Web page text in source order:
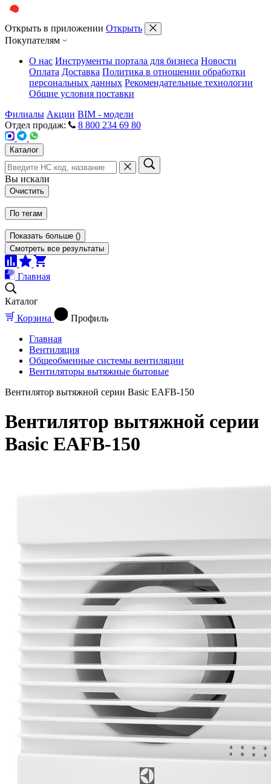
Открыть в приложении Открыть
Покупателям
О нас Инструменты портала для бизнеса Новости
Оплата Доставка Политика в отношении обработки
персональных данных Рекомендательные технологии
Общие условия поставки
Филиалы Акции BIM - модели
Отдел продаж:
8 800 234 69 80
Каталог
Вы искали
Очистить
По тегам
Показать больше ()
Смотреть все результаты
Главная
Каталог
Корзина
Профиль
Главная
Вентиляция
Общеобменные системы вентиляции
Вентиляторы вытяжные бытовые
Вентилятор вытяжной серии Basic EAFB-150
Вентилятор вытяжной серии
Basic EAFB-150